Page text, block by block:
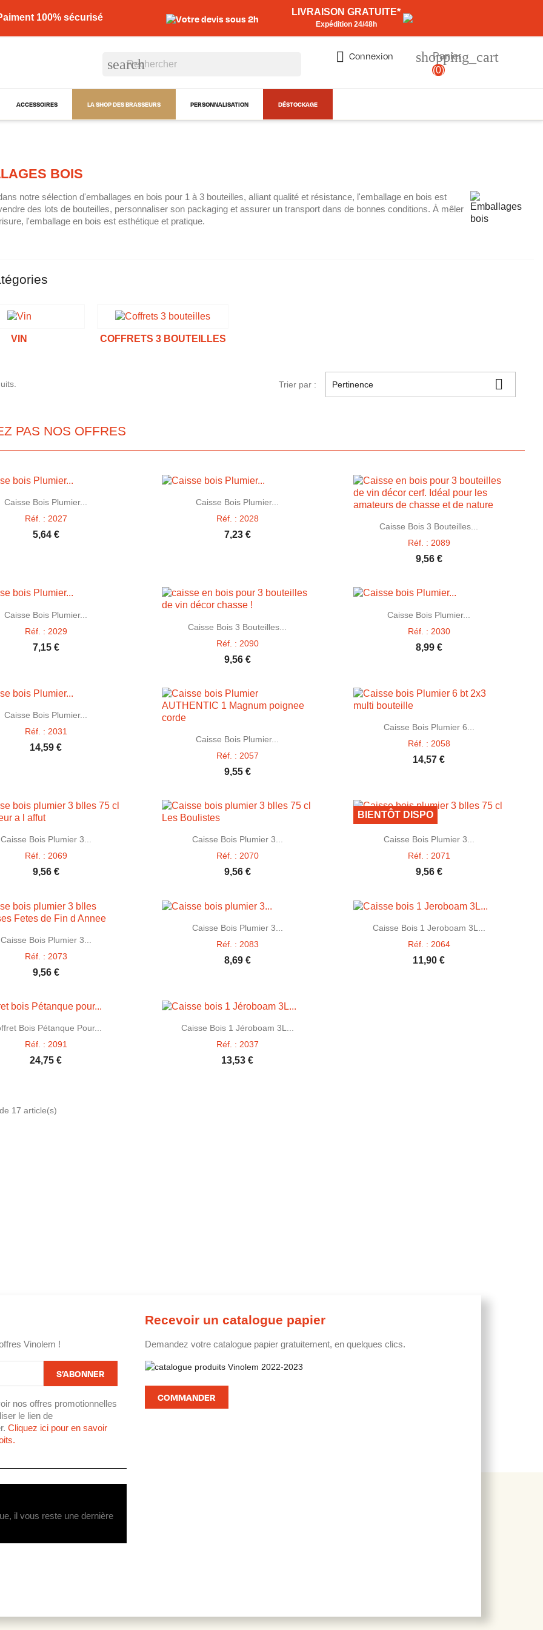
100% sécurisé Votre devis sous 2h
LIVRAISON GRATUITE*
Expédition 24/48h
 Connexion shopping_cart
Panier
(0)
search
ACCESSOIRES LA SHOP DES BRASSEURS PERSONNALISATION DÉSTOCKAGE
BOIS
notre sélection d'emballages en bois pour 1 à 3 bouteilles, alliant qualité et résistance, l'emballage en bois est
des lots de bouteilles, personnaliser son packaging et assurer un transport dans de bonnes conditions. À mêler
l'emballage en bois est esthétique et pratique.
VIN COFFRETS 3 BOUTEILLES
Trier par : Pertinence 
PAS NOS OFFRES
 Aperçu rapide
Caisse Bois Plumier...
Réf. : 2027
5,64 €
 Aperçu rapide
Caisse Bois Plumier...
Réf. : 2028
7,23 €
 Aperçu rapide
Caisse Bois 3 Bouteilles...
Réf. : 2089
9,56 €
 Aperçu rapide
Caisse Bois Plumier...
Réf. : 2029
7,15 €
 Aperçu rapide
Caisse Bois 3 Bouteilles...
Réf. : 2090
9,56 €
 Aperçu rapide
Caisse Bois Plumier...
Réf. : 2030
8,99 €
 Aperçu rapide
Caisse Bois Plumier...
Réf. : 2031
14,59 €
 Aperçu rapide
Caisse Bois Plumier...
Réf. : 2057
9,55 €
 Aperçu rapide
Caisse Bois Plumier 6...
Réf. : 2058
14,57 €
 Aperçu rapide
Caisse Bois Plumier 3...
Réf. : 2069
9,56 €
 Aperçu rapide
Caisse Bois Plumier 3...
Réf. : 2070
9,56 €
 Aperçu rapide
Caisse Bois Plumier 3...
Réf. : 2071
9,56 €
BIENTÔT DISPO
 Aperçu rapide
Caisse Bois Plumier 3...
Réf. : 2073
9,56 €
 Aperçu rapide
Caisse Bois Plumier 3...
Réf. : 2083
8,69 €
 Aperçu rapide
Caisse Bois 1 Jeroboam 3L...
Réf. : 2064
11,90 €
 Aperçu rapide
Bois Pétanque Pour...
Réf. : 2091
24,75 €
 Aperçu rapide
Caisse Bois 1 Jéroboam 3L...
Réf. : 2037
13,53 €
17 article(s)
Vinolem !
nos offres promotionnelles
le lien de
Cliquez ici pour en savoir
il vous reste une dernière
Recevoir un catalogue papier
Demandez votre catalogue papier gratuitement, en quelques clics.
COMMANDER